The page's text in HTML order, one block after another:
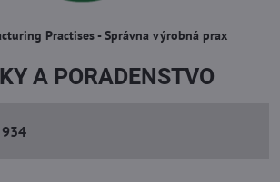
Practises - Správna výrobná prax
A PORADENSTVO